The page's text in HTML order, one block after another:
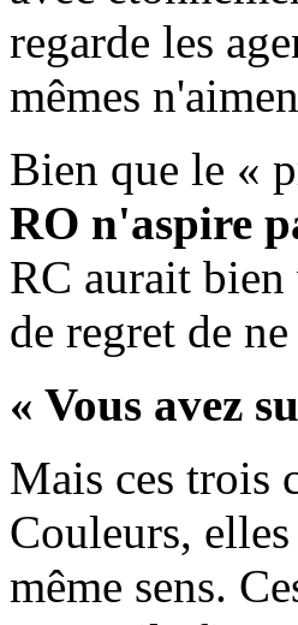
regarde les
mêmes
Bien que le «
RO n'aspire
RC aurait
de regret de
« Vous avez
Mais ces trois
Couleurs,
même sens.